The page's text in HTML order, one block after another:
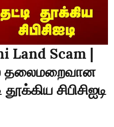
Land Scam |
தலைமறைவான
சிபிசிஐடி